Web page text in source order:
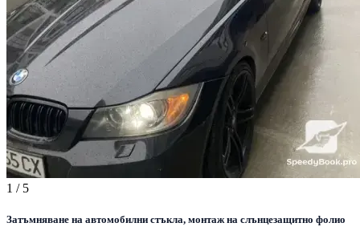
1 / 5
Затъмняване на автомобилни стъкла, монтаж на слънцезащитно фолио